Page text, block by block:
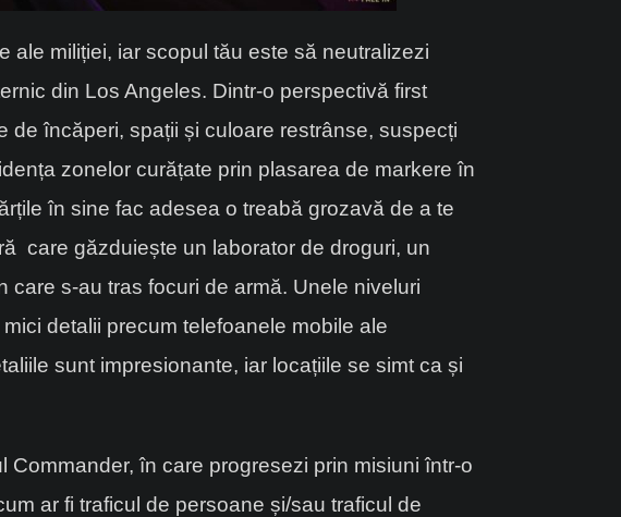
ale miliției, iar scopul tău este să neutralizezi
din Los Angeles. Dintr-o perspectivă first
încăperi, spații și culoare restrânse, suspecți
zonelor curățate prin plasarea de markere în
în sine fac adesea o treabă grozavă de a te
care găzduiește un laborator de droguri, un
s-au tras focuri de armă. Unele niveluri
detalii precum telefoanele mobile ale
sunt impresionante, iar locațiile se simt ca și
în care progresezi prin misiuni într-o
ar fi traficul de persoane și/sau traficul de